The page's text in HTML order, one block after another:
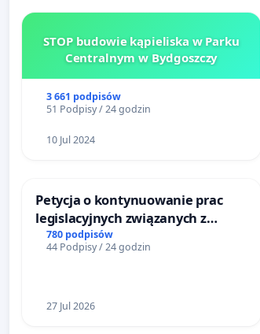
STOP budowie kąpieliska w Parku
Centralnym w Bydgoszczy
3 661 podpisów
51 Podpisy / 24 godzin
10 Jul 2024
Petycja o kontynuowanie prac
legislacyjnych związanych z
reformą prawa rodzinnego
780 podpisów
44 Podpisy / 24 godzin
27 Jul 2026